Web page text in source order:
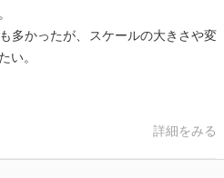
多かったが、スケールの大きさや変
い。
詳細をみる